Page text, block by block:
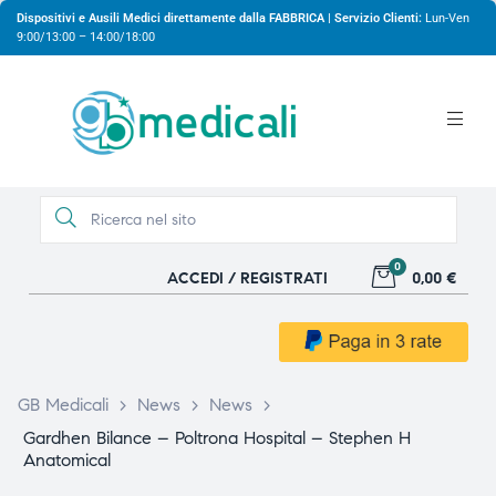
Dispositivi e Ausili Medici direttamente dalla FABBRICA | Servizio Clienti: Lun-Ven
9:00/13:00 – 14:00/18:00
ACCEDI / REGISTRATI
0
0,00 €
GB Medicali > News > News
>
Gardhen Bilance – Poltrona Hospital – Stephen H
Anatomical